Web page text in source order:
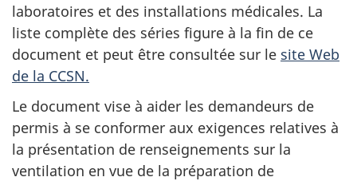
laboratoires et des installations médicales. La
liste complète des séries figure à la fin de ce
document et peut être consultée sur le site Web
de la CCSN.
Le document vise à aider les demandeurs de
permis à se conformer aux exigences relatives à
la présentation de renseignements sur la
ventilation en vue de la préparation de